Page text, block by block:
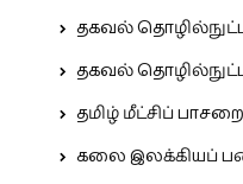
தகவல்
தகவல்
தமிழ் மீட்சிப் பாசறை
கலை இலக்கியப்